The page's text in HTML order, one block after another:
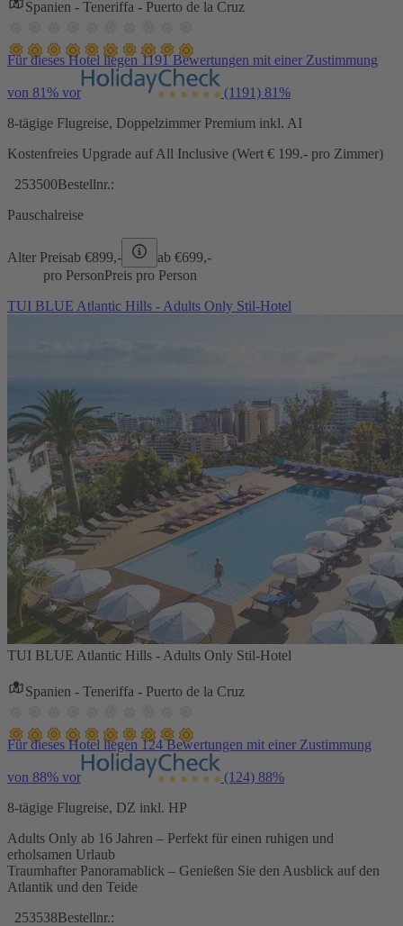
Spanien - Teneriffa - Puerto de la Cruz
Für dieses Hotel liegen 1191 Bewertungen mit einer Zustimmung
von 81% vor (1191) 81%
8-tägige Flugreise, Doppelzimmer Premium inkl. AI
Kostenfreies Upgrade auf All Inclusive (Wert € 199.- pro Zimmer)
253500Bestellnr.:
Pauschalreise
Alter Preisab €899,- ab €699,-
pro PersonPreis pro Person
TUI BLUE Atlantic Hills - Adults Only Stil-Hotel
TUI BLUE Atlantic Hills - Adults Only Stil-Hotel
Spanien - Teneriffa - Puerto de la Cruz
Für dieses Hotel liegen 124 Bewertungen mit einer Zustimmung
von 88% vor (124) 88%
8-tägige Flugreise, DZ inkl. HP
Adults Only ab 16 Jahren – Perfekt für einen ruhigen und
erholsamen Urlaub
Traumhafter Panoramablick – Genießen Sie den Ausblick auf den
Atlantik und den Teide
253538Bestellnr.: